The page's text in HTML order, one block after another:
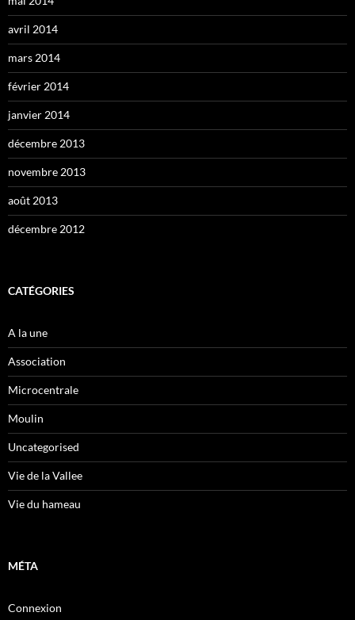
avril 2014
mars 2014
février 2014
janvier 2014
décembre 2013
novembre 2013
août 2013
décembre 2012
CATÉGORIES
A la une
Association
Microcentrale
Moulin
Uncategorised
Vie de la Vallee
Vie du hameau
MÉTA
Connexion